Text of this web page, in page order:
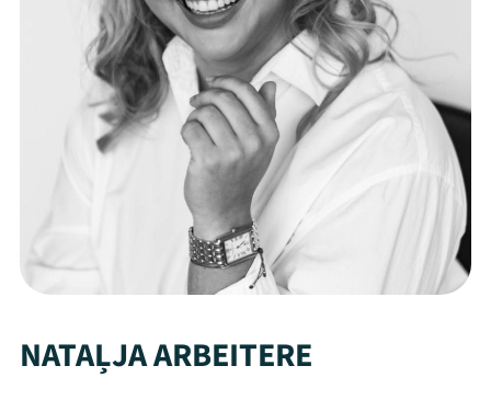
NATAĻJA ARBEITERE